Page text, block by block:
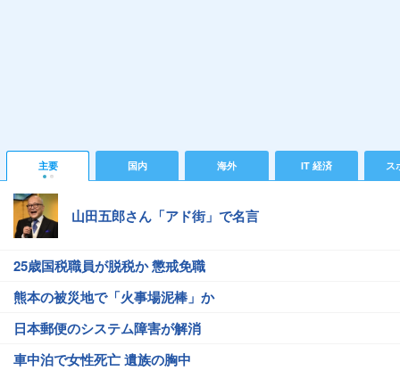
主要 国内 海外 IT 経済 ス
山田五郎さん「アド街」で名言
25歳国税職員が脱税か 懲戒免職
熊本の被災地で「火事場泥棒」か
日本郵便のシステム障害が解消
車中泊で女性死亡 遺族の胸中